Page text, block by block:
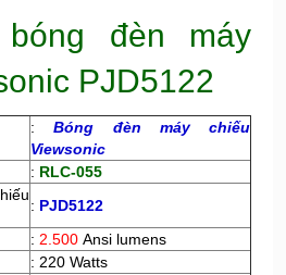
đèn máy
PJD5122
:Bóng đèn máy chiếu
Viewsonic
: RLC-055
: PJD5122
: 2.500 Ansi lumens
: 220 Watts